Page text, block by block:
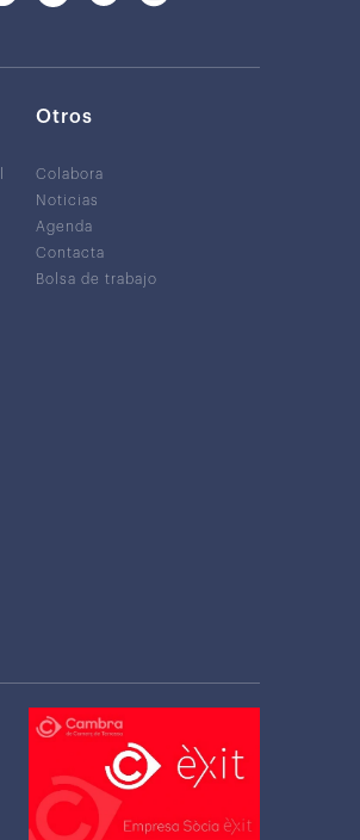
Otros
Colabora
Noticias
Agenda
Contacta
Bolsa de trabajo